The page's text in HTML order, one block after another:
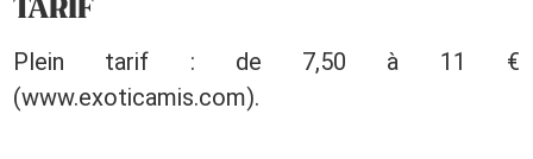
TARIF
Plein tarif : de 7,50 à 11 €
(www.exoticamis.com).